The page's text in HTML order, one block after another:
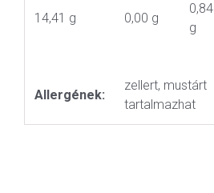
14,41 g 0,00 g
0,84
g
Allergének:
zellert, mustárt
tartalmazhat